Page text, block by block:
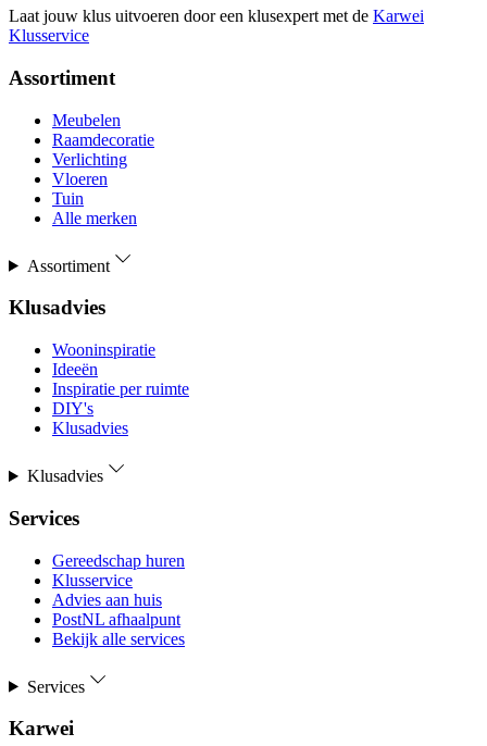
Laat jouw klus uitvoeren door een klusexpert met de Karwei
Klusservice
Assortiment
Meubelen
Raamdecoratie
Verlichting
Vloeren
Tuin
Alle merken
Assortiment
Klusadvies
Wooninspiratie
Ideeën
Inspiratie per ruimte
DIY's
Klusadvies
Klusadvies
Services
Gereedschap huren
Klusservice
Advies aan huis
PostNL afhaalpunt
Bekijk alle services
Services
Karwei